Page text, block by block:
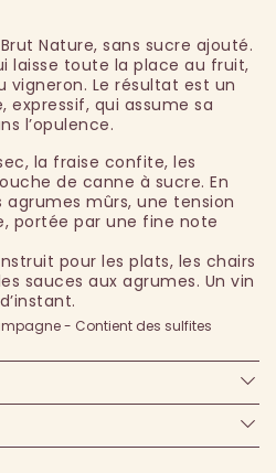
Nature, sans sucre ajouté.
laisse toute la place au fruit,
Le résultat est un
expressif, qui assume sa
l’opulence.
la fraise confite, les
de canne à sucre. En
mûrs, une tension
portée par une fine note
pour les plats, les chairs
sauces aux agrumes. Un vin
- Contient des sulfites